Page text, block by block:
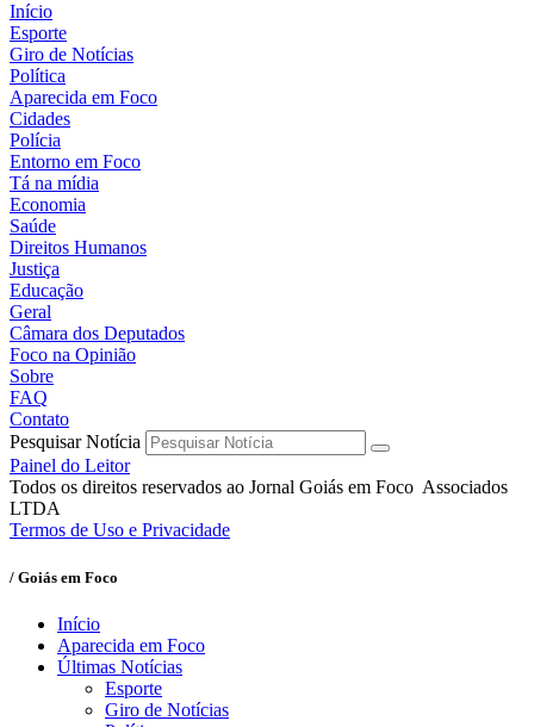
Início
Esporte
Giro de Notícias
Política
Aparecida em Foco
Cidades
Polícia
Entorno em Foco
Tá na mídia
Economia
Saúde
Direitos Humanos
Justiça
Educação
Geral
Câmara dos Deputados
Foco na Opinião
Sobre
FAQ
Contato
Pesquisar Notícia
Painel do Leitor
Todos os direitos reservados ao Jornal Goiás em Foco Associados
LTDA
Termos de Uso e Privacidade
/ Goiás em Foco
Início
Aparecida em Foco
Últimas Notícias
Esporte
Giro de Notícias